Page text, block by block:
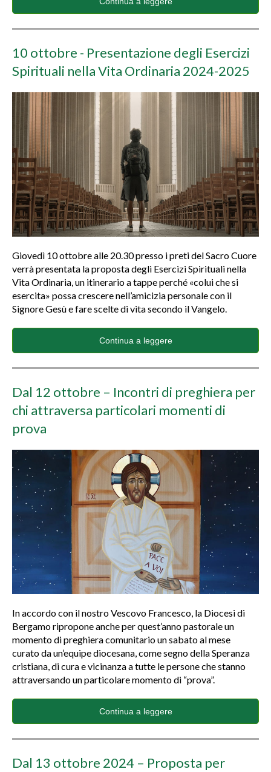
10 ottobre - Presentazione degli Esercizi
Spirituali nella Vita Ordinaria 2024-2025
Giovedì 10 ottobre alle 20.30 presso i preti del Sacro Cuore
verrà presentata la proposta degli Esercizi Spirituali nella
Vita Ordinaria, un itinerario a tappe perché «colui che si
esercita» possa crescere nell’amicizia personale con il
Signore Gesù e fare scelte di vita secondo il Vangelo.
Continua a leggere
Dal 12 ottobre – Incontri di preghiera per
chi attraversa particolari momenti di
prova
In accordo con il nostro Vescovo Francesco, la Diocesi di
Bergamo ripropone anche per quest’anno pastorale un
momento di preghiera comunitario un sabato al mese
curato da un’equipe diocesana, come segno della Speranza
cristiana, di cura e vicinanza a tutte le persone che stanno
attraversando un particolare momento di “prova”.
Continua a leggere
Dal 13 ottobre 2024 – Proposta per